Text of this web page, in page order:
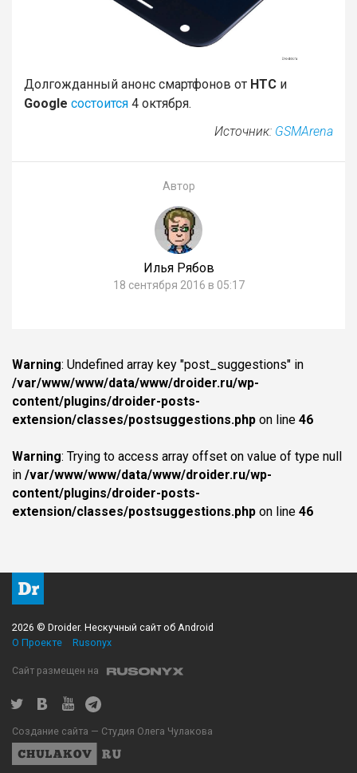
Долгожданный анонс смартфонов от HTC и
Google состоится 4 октября.
Источник: GSMArena
Автор
Илья Рябов
18 сентября 2016 в 05:17
Warning: Undefined array key "post_suggestions" in
/var/www/www/data/www/droider.ru/wp-
content/plugins/droider-posts-
extension/classes/postsuggestions.php on line 46
Warning: Trying to access array offset on value of type null
in /var/www/www/data/www/droider.ru/wp-
content/plugins/droider-posts-
extension/classes/postsuggestions.php on line 46
2026 © Droider. Нескучный сайт об Android
О Проекте
Rusonyx
Сайт размещен на
Создание сайта — Студия Олега Чулакова